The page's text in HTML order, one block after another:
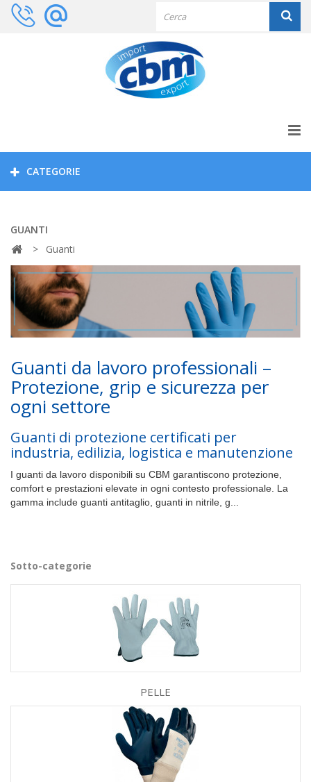
CATEGORIE
GUANTI
>
Guanti
Guanti da lavoro professionali –
Protezione, grip e sicurezza per
ogni settore
Guanti di protezione certificati per
industria, edilizia, logistica e manutenzione
I guanti da lavoro disponibili su CBM garantiscono protezione,
comfort e prestazioni elevate in ogni contesto professionale. La
gamma include guanti antitaglio, guanti in nitrile, g...
Sotto-categorie
PELLE